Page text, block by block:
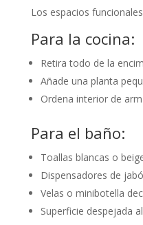
Los espacios
Para la cocina:
Retira todo de la
Añade una planta
Ordena interior de
Para el baño:
Toallas blancas o
Dispensadores de
Velas o minibotella
Superficie despejada